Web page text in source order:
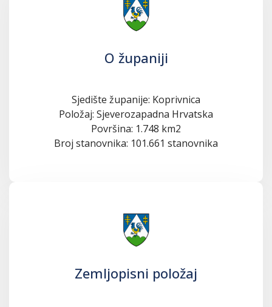
O županiji
Sjedište županije: Koprivnica
Položaj: Sjeverozapadna Hrvatska
Površina: 1.748 km2
Broj stanovnika: 101.661 stanovnika
Zemljopisni položaj